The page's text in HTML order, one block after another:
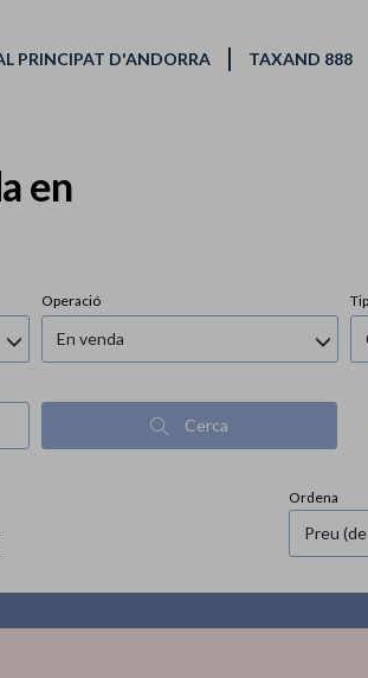
PRINCIPAT D'ANDORRA TAXAND 888
en
Operació
En venda
Cerca
Ordena
Preu